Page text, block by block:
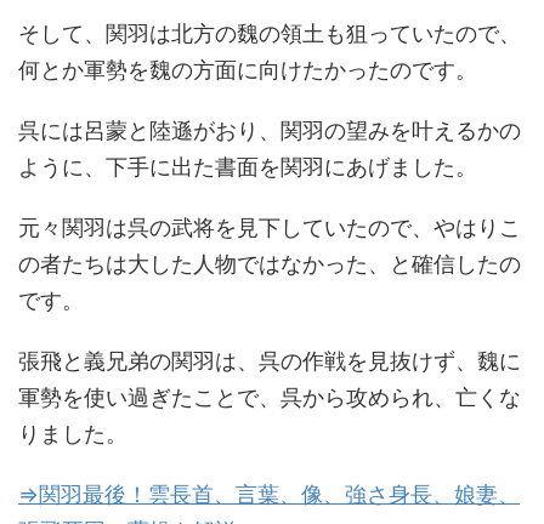
そして、関羽は北方の魏の領土も狙っていたので、
何とか軍勢を魏の方面に向けたかったのです。
呉には呂蒙と陸遜がおり、関羽の望みを叶えるかの
ように、下手に出た書面を関羽にあげました。
元々関羽は呉の武将を見下していたので、やはりこ
の者たちは大した人物ではなかった、と確信したの
です。
張飛と義兄弟の関羽は、呉の作戦を見抜けず、魏に
軍勢を使い過ぎたことで、呉から攻められ、亡くな
りました。
⇒関羽最後！雲長首、言葉、像、強さ身長、娘妻、